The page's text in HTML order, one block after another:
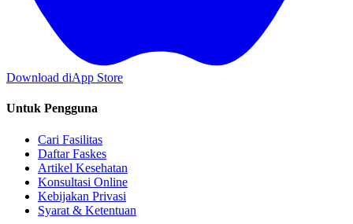
Download diApp Store
Untuk Pengguna
Cari Fasilitas
Daftar Faskes
Artikel Kesehatan
Konsultasi Online
Kebijakan Privasi
Syarat & Ketentuan